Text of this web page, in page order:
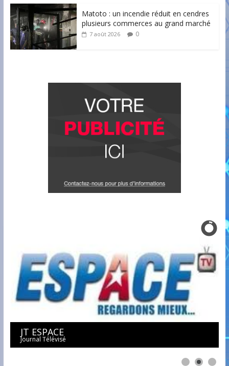
Matoto : un incendie réduit en cendres
plusieurs commerces au grand marché
7 août 2026 0
JT ESPACE
Journal Télévisé